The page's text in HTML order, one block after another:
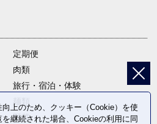
定期便
肉類
旅行・宿泊・体験
麺類
野菜
上のため、クッキー（Cookie）を使
継続された場合、Cookieの利用に同